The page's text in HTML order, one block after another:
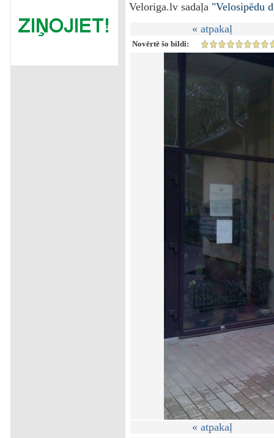
Veloriga.lv sadaļa "Velosipēdu
« atpakaļ
Novērtē šo bildi:
« atpakaļ